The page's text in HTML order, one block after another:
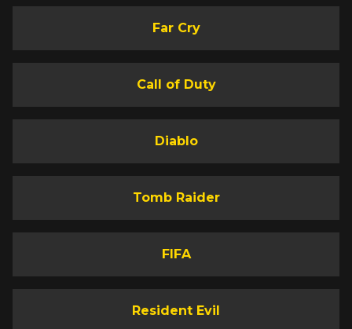
Far Cry
Call of Duty
Diablo
Tomb Raider
FIFA
Resident Evil